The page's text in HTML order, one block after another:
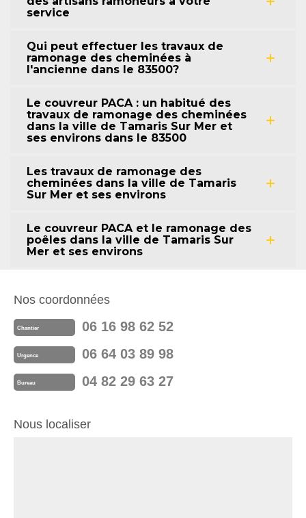
service
Qui peut effectuer les travaux de
ramonage des cheminées à
l'ancienne dans le 83500?
Le couvreur PACA : un habitué des
travaux de ramonage des cheminées
dans la ville de Tamaris Sur Mer et
ses environs dans le 83500
Les travaux de ramonage des
cheminées dans la ville de Tamaris
Sur Mer et ses environs
Le couvreur PACA et le ramonage des
poêles dans la ville de Tamaris Sur
Mer et ses environs
Nos coordonnées
Chantier 06 16 98 62 52
Urgence 06 64 03 89 98
Bureau 04 82 29 63 27
Nous localiser